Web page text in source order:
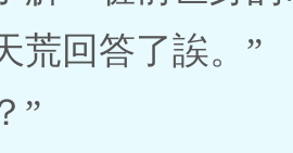
荒回答了誒。”
”